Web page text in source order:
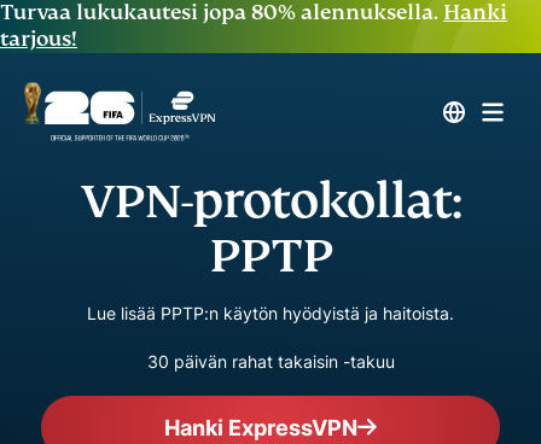
Turvaa lukukautesi jopa 80% alennuksella. Hanki
tarjous!
VPN-protokollat:
PPTP
Lue lisää PPTP:n käytön hyödyistä ja haitoista.
30 päivän rahat takaisin -takuu
Hanki ExpressVPN